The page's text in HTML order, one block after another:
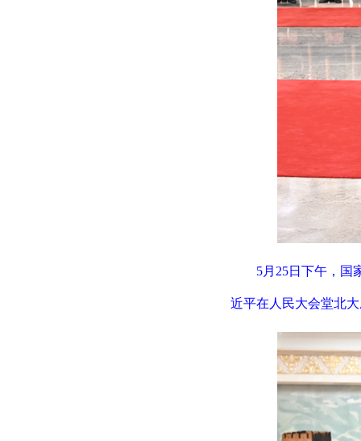
5月25日下午，国
近平在人民大会堂北